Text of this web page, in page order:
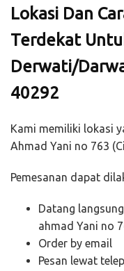
Lokasi Dan
Terdekat
Derwati/
40292
Kami memiliki lokasi
Ahmad Yani no 763
Pemesanan dapat
Datang
ahmad Yani no
Order by email
Pesan lewat